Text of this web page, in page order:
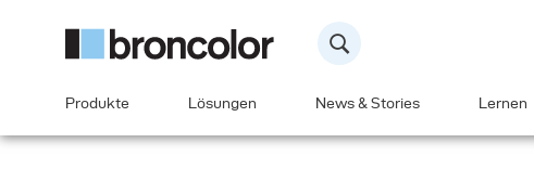
Produkte Lösungen News & Stories Lernen